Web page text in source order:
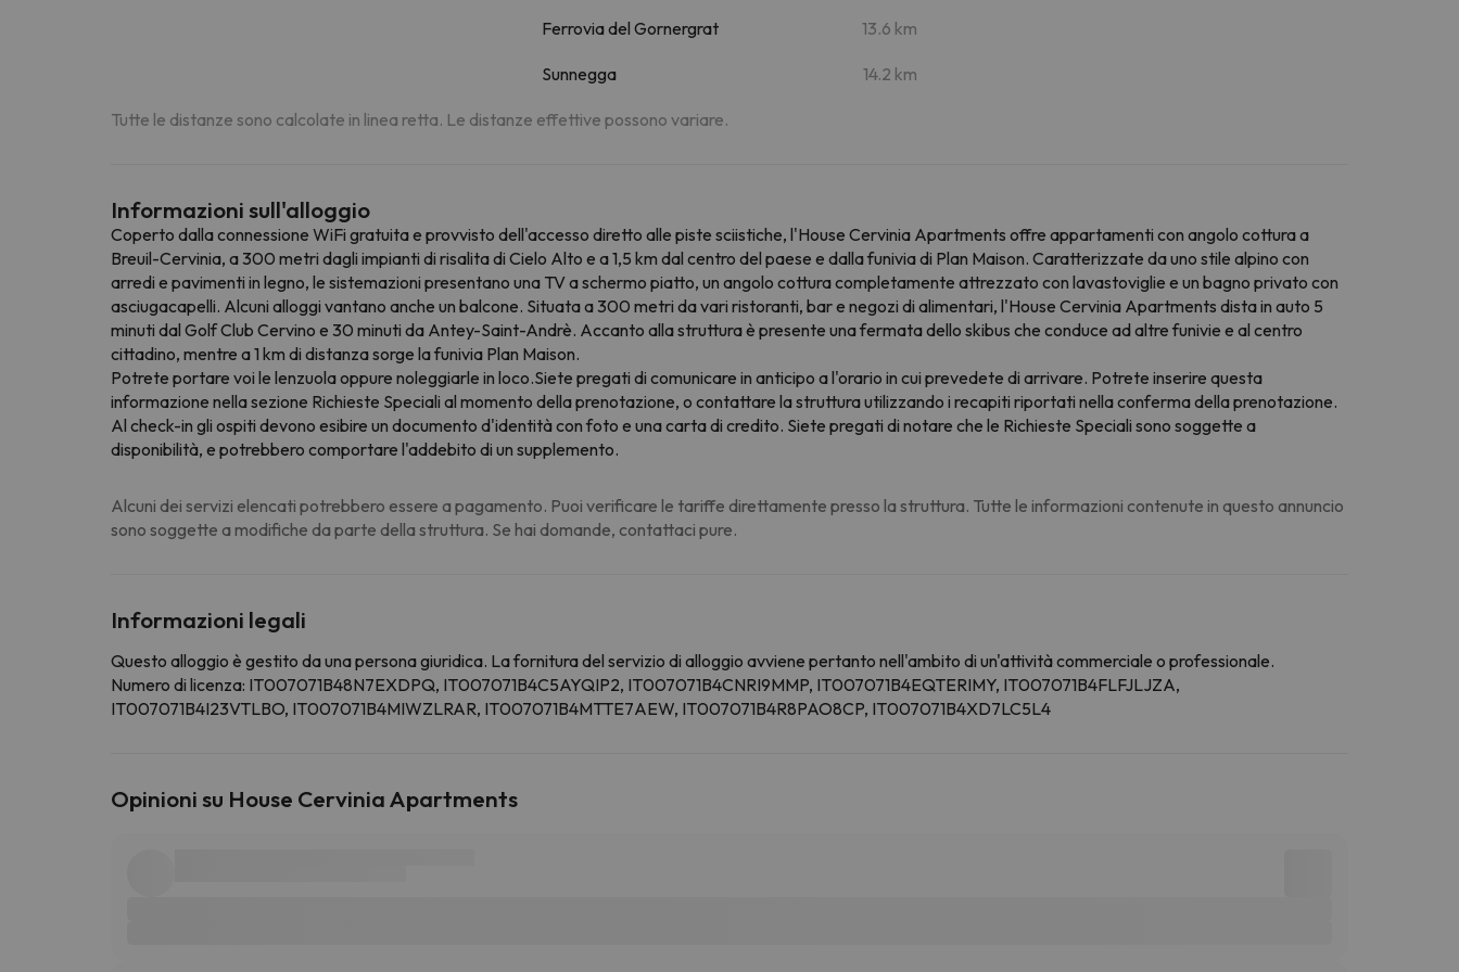
Ferrovia del Gornergrat 13.6 km
Sunnegga 14.2 km
Tutte le distanze sono calcolate in linea retta. Le distanze effettive possono variare.
Informazioni sull'alloggio
Coperto dalla connessione WiFi gratuita e provvisto dell'accesso diretto alle piste sciistiche, l'House Cervinia Apartments offre appartamenti con angolo cottura a
Breuil-Cervinia, a 300 metri dagli impianti di risalita di Cielo Alto e a 1,5 km dal centro del paese e dalla funivia di Plan Maison. Caratterizzate da uno stile alpino con
arredi e pavimenti in legno, le sistemazioni presentano una TV a schermo piatto, un angolo cottura completamente attrezzato con lavastoviglie e un bagno privato con
asciugacapelli. Alcuni alloggi vantano anche un balcone. Situata a 300 metri da vari ristoranti, bar e negozi di alimentari, l'House Cervinia Apartments dista in auto 5
minuti dal Golf Club Cervino e 30 minuti da Antey-Saint-Andrè. Accanto alla struttura è presente una fermata dello skibus che conduce ad altre funivie e al centro
cittadino, mentre a 1 km di distanza sorge la funivia Plan Maison.
Potrete portare voi le lenzuola oppure noleggiarle in loco.Siete pregati di comunicare in anticipo a l'orario in cui prevedete di arrivare. Potrete inserire questa
informazione nella sezione Richieste Speciali al momento della prenotazione, o contattare la struttura utilizzando i recapiti riportati nella conferma della prenotazione.
Al check-in gli ospiti devono esibire un documento d'identità con foto e una carta di credito. Siete pregati di notare che le Richieste Speciali sono soggette a
disponibilità, e potrebbero comportare l'addebito di un supplemento.
Alcuni dei servizi elencati potrebbero essere a pagamento. Puoi verificare le tariffe direttamente presso la struttura. Tutte le informazioni contenute in questo annuncio
sono soggette a modifiche da parte della struttura. Se hai domande, contattaci pure.
Informazioni legali
Questo alloggio è gestito da una persona giuridica. La fornitura del servizio di alloggio avviene pertanto nell'ambito di un'attività commerciale o professionale.
Numero di licenza: IT007071B48N7EXDPQ, IT007071B4C5AYQIP2, IT007071B4CNRI9MMP, IT007071B4EQTERIMY, IT007071B4FLFJLJZA,
IT007071B4I23VTLBO, IT007071B4MIWZLRAR, IT007071B4MTTE7AEW, IT007071B4R8PAO8CP, IT007071B4XD7LC5L4
Opinioni su House Cervinia Apartments